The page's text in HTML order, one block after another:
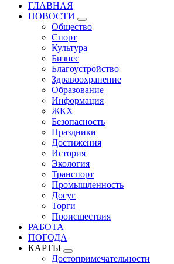
ГЛАВНАЯ
НОВОСТИ
Общество
Спорт
Культура
Бизнес
Благоустройство
Здравоохранение
Образование
Информация
ЖКХ
Безопасность
Праздники
Достижения
История
Экология
Транспорт
Промышленность
Досуг
Торги
Происшествия
РАБОТА
ПОГОДА
КАРТЫ
Достопримечательности